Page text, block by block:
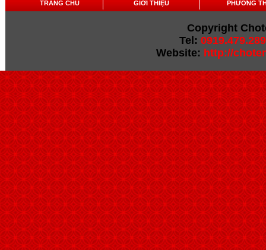
TRANG CHỦ GIỚI THIỆU PHƯƠNG
Copyright
Tel: 0919.479.289
Website: http://